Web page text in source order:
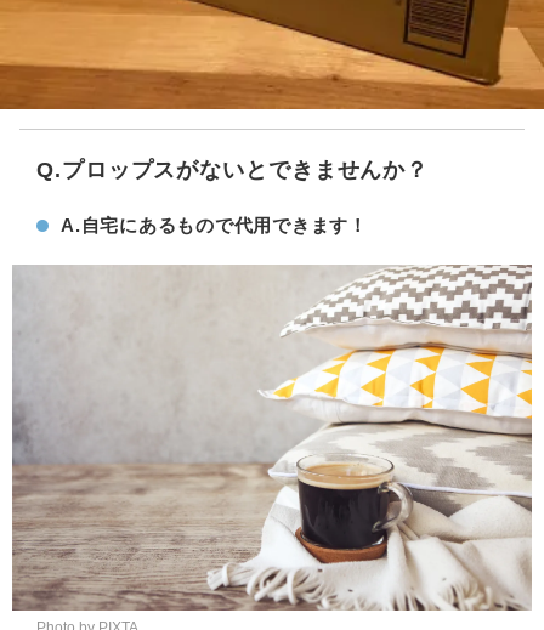
Q.プロップスがないとできませんか？
A.自宅にあるもので代用できます！